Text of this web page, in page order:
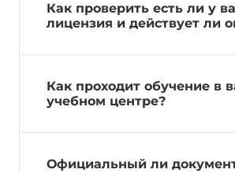
Как проверить есть ли у
лицензия и действует ли
Как проходит обучение в
учебном центре?
Официальный ли